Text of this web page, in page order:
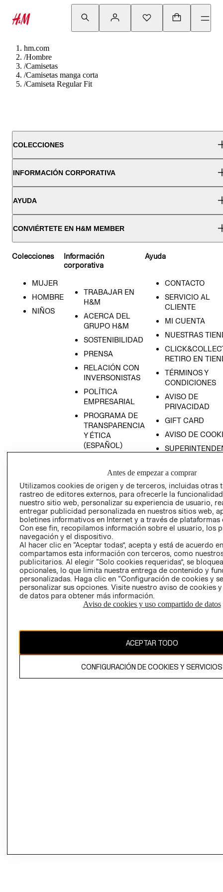
hm.com
/Hombre
/Camisetas
/Camisetas manga corta
/Camiseta Regular Fit
COLECCIONES
INFORMACIÓN CORPORATIVA
AYUDA
CONVIÉRTETE EN H&M MEMBER
Colecciones
MUJER
HOMBRE
NIÑOS
Información
corporativa
TRABAJAR EN
H&M
ACERCA DEL
GRUPO H&M
SOSTENIBILIDAD
PRENSA
RELACIÓN CON
INVERSONISTAS
POLÍTICA
EMPRESARIAL
PROGRAMA DE
TRANSPARENCIA
Y ÉTICA
(ESPAÑOL)
TRANSPARENCIA
Ayuda
CONTACTO
SERVICIO AL
CLIENTE
MI CUENTA
NUESTRAS
RETIRO EN
TÉRMINOS Y
CONDICIONES
AVISO DE
PRIVACIDAD
GIFT CARD
AVISO DE
PETICIONES
QUEJAS Y
RECLAMOS
Colombia ($)
CAMBIAR REGIÓN
El contenido de esta página web está protegido por copyright y es
propiedad de H&M Hennes & Mauritz AB.
Antes de empezar a comprar
Utilizamos cookies de origen y de terceros, incluidas otras
rastreo de editores externos, para ofrecerle la
nuestro sitio web, personalizar su experiencia de usuario,
entregar publicidad personalizada en nuestros sitios web,
boletines informativos en Internet y a través de plataformas
Con ese fin, recopilamos información sobre el usuario, los
navegación y el dispositivo.
Al hacer clic en “Aceptar todas”, acepta y está de acuerdo
compartamos esta información con terceros, como
publicitarios. Al elegir “Solo cookies requeridas”, se
opcionales, lo que limita nuestra entrega de contenido y
personalizadas. Haga clic en “Configuración de cookies y
personalizar sus opciones. Visite nuestro aviso de cookies
de datos para obtener más información.
Aviso de cookies y uso compartido de datos
ACEPTAR TODO
CONFIGURACIÓN DE COOKIES Y SERVICIOS